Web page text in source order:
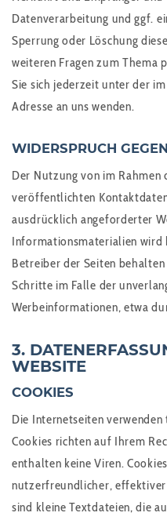
Datenverarbeitung und ggf.
Sperrung oder Löschung
weiteren Fragen zum Thema
Sie sich jederzeit unter der
Adresse an uns wenden.
WIDERSPRUCH
Der Nutzung von im
veröffentlichten
ausdrücklich angeforderter
Informationsmaterialien wird
Betreiber der Seiten
Schritte im Falle der
Werbeinformationen, etwa
3.
WEBSITE
COOKIES
Die Internetseiten verwenden
Cookies richten auf Ihrem
enthalten keine Viren.
nutzerfreundlicher, effektiver
sind kleine Textdateien, die